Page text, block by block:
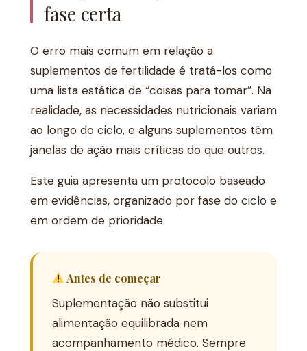
fase certa
O erro mais comum em relação a
suplementos de fertilidade é tratá-los como
uma lista estática de “coisas para tomar”. Na
realidade, as necessidades nutricionais variam
ao longo do ciclo, e alguns suplementos têm
janelas de ação mais críticas do que outros.
Este guia apresenta um protocolo baseado
em evidências, organizado por fase do ciclo e
em ordem de prioridade.
Antes de começar
Suplementação não substitui
alimentação equilibrada nem
acompanhamento médico. Sempre